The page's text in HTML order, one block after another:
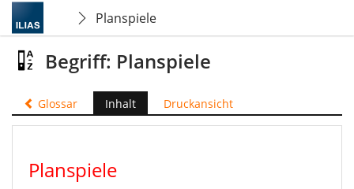
Planspiele
Begriff: Planspiele
Glossar Inhalt Druckansicht
Planspiele